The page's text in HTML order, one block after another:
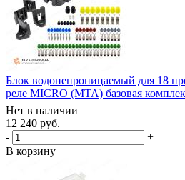
Блок водонепроницаемый для 18
реле MICRO (MTA) базовая
Нет в наличии
12 240 руб.
-
+
В корзину